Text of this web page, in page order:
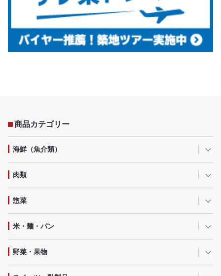
商品カテゴリー
海鮮（魚介類）
肉類
惣菜
米・麺・パン
野菜・果物